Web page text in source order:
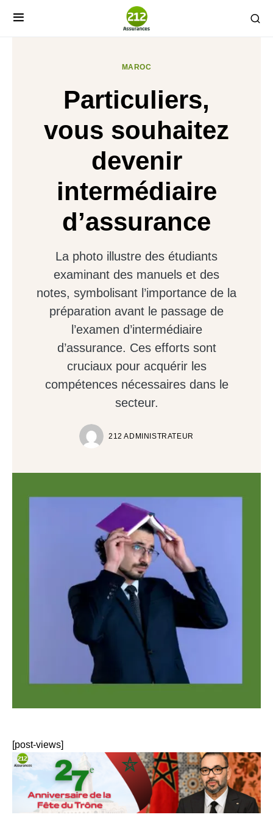
MAROC
Particuliers,
vous souhaitez
devenir
intermédiaire
d’assurance
La photo illustre des étudiants
examinant des manuels et des
notes, symbolisant l’importance de la
préparation avant le passage de
l’examen d’intermédiaire
d’assurance. Ces efforts sont
cruciaux pour acquérir les
compétences nécessaires dans le
secteur.
212 ADMINISTRATEUR
[post-views]